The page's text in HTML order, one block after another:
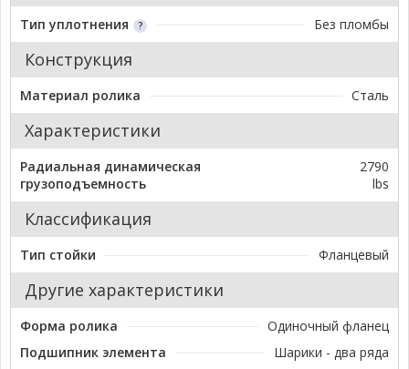
Тип уплотнения Без пломбы
Конструкция
Материал ролика Сталь
Характеристики
Радиальная динамическая
грузоподъемность
2790
lbs
Классификация
Тип стойки Фланцевый
Другие характеристики
Форма ролика
Одиночный фланец
Подшипник элемента
Шарики - два ряда